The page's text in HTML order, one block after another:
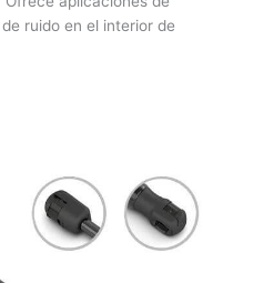
ruido en el interior de